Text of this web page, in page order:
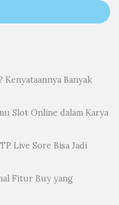
Kenyataannya Banyak
Slot Online dalam Karya
Live Sore Bisa Jadi
Fitur Buy yang